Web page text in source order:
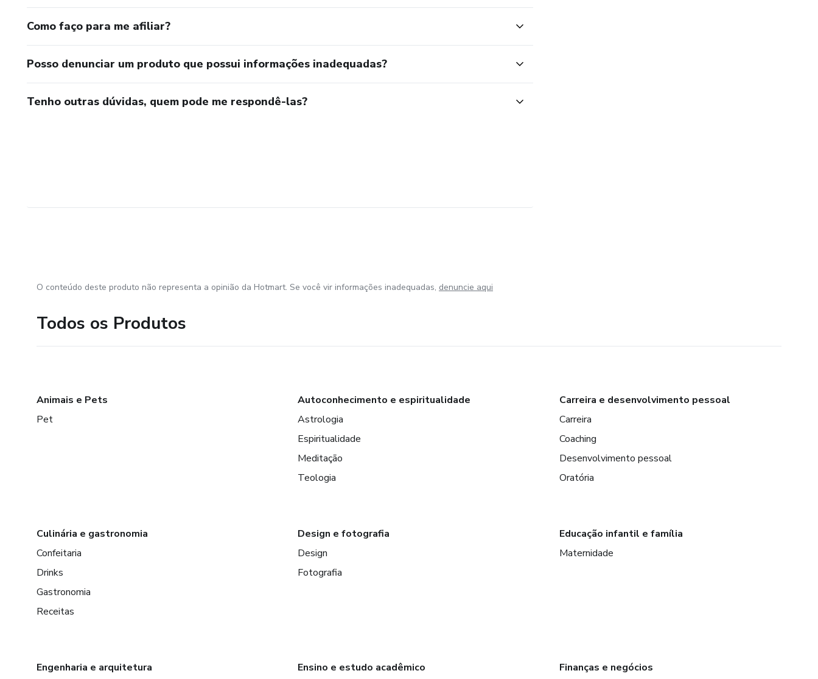
Como faço para me afiliar?
Posso denunciar um produto que possui informações inadequadas?
Tenho outras dúvidas, quem pode me respondê-las?
O conteúdo deste produto não representa a opinião da Hotmart. Se você vir informações inadequadas, denuncie aqui
Todos os Produtos
Animais e Pets
Pet
Autoconhecimento e espiritualidade
Astrologia
Espiritualidade
Meditação
Teologia
Carreira e desenvolvimento pessoal
Carreira
Coaching
Desenvolvimento pessoal
Oratória
Culinária e gastronomia
Confeitaria
Drinks
Gastronomia
Receitas
Design e fotografia
Design
Fotografia
Educação infantil e família
Maternidade
Engenharia e arquitetura
Ensino e estudo acadêmico
Finanças e negócios